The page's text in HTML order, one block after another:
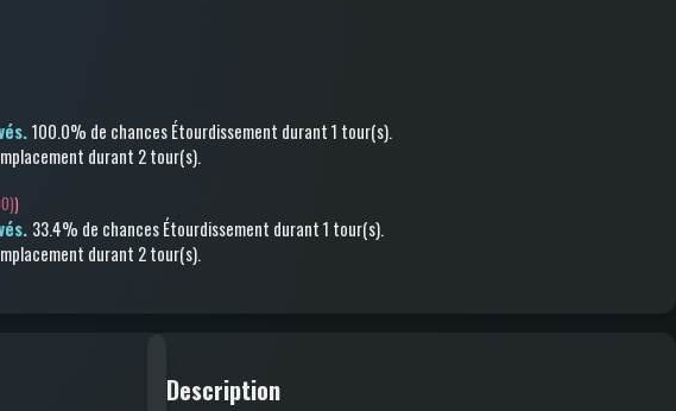
100.0% de chancesÉtourdissement durant 1 tour(s).
durant 2 tour(s).
)
33.4% de chancesÉtourdissement durant 1 tour(s).
durant 2 tour(s).
Description